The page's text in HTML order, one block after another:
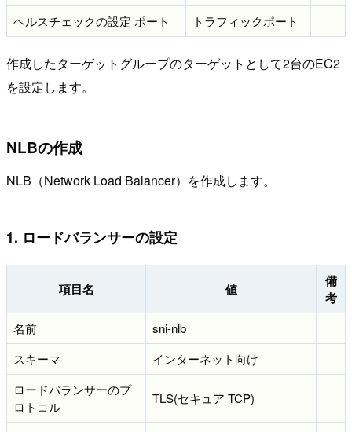
ヘルスチェックの設定 ポート トラフィックポート
作成したターゲットグループのターゲットとして2台のEC2
を設定します。
NLBの作成
NLB（Network Load Balancer）を作成します。
1. ロードバランサーの設定
項目名 値
備
考
名前
sni-nlb
スキーマ
インターネット向け
ロードバランサーのプ
ロトコル
TLS(セキュア TCP)